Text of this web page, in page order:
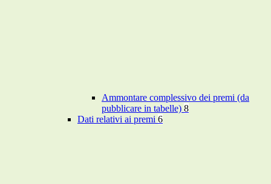
Ammontare complessivo dei premi (da
pubblicare in tabelle) 8
Dati relativi ai premi 6